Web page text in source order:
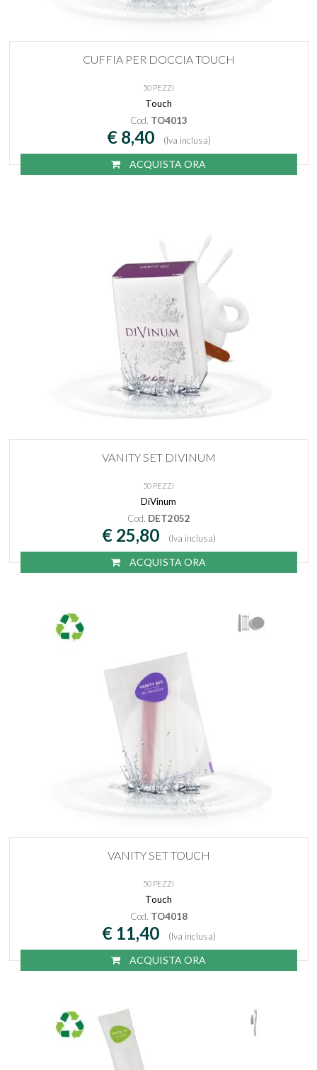
CUFFIA PER DOCCIA TOUCH
50 PEZZI
Touch
Cod. TO4013
€ 8,40 (Iva inclusa)
ACQUISTA ORA
VANITY SET DIVINUM
50 PEZZI
DiVinum
Cod. DET2052
€ 25,80 (Iva inclusa)
ACQUISTA ORA
VANITY SET TOUCH
50 PEZZI
Touch
Cod. TO4018
€ 11,40 (Iva inclusa)
ACQUISTA ORA